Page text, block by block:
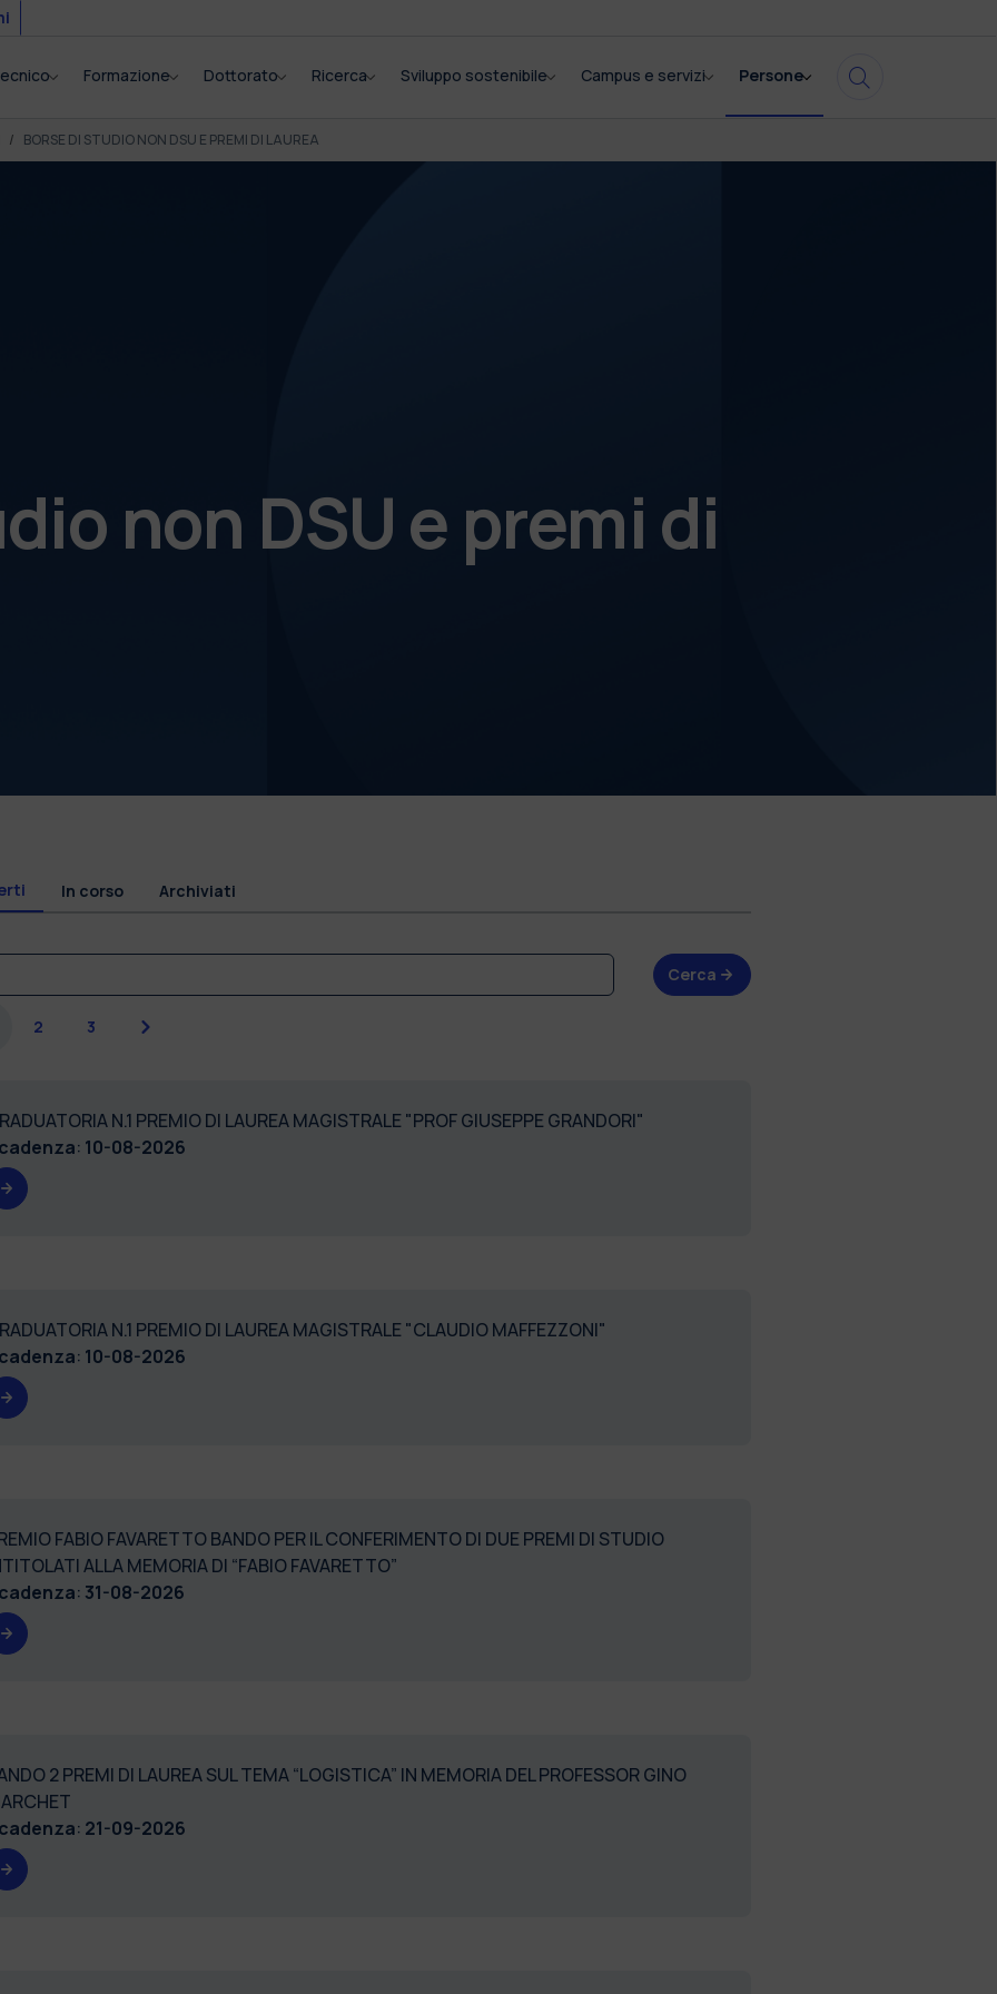
Formazione Dottorato Ricerca Sviluppo sostenibile Campus e servizi Persone
BORSE DI STUDIO NON DSU E PREMI DI LAUREA
non DSU e premi di
In corso Archiviati
Cerca
2 3 Successiva
N.1 PREMIO DI LAUREA MAGISTRALE "PROF GIUSEPPE GRANDORI"
: 10-08-2026
N.1 PREMIO DI LAUREA MAGISTRALE "CLAUDIO MAFFEZZONI"
: 10-08-2026
FABIO FAVARETTO BANDO PER IL CONFERIMENTO DI DUE PREMI DI STUDIO
ALLA MEMORIA DI “FABIO FAVARETTO”
: 31-08-2026
2 PREMI DI LAUREA SUL TEMA “LOGISTICA” IN MEMORIA DEL PROFESSOR GINO
: 21-09-2026